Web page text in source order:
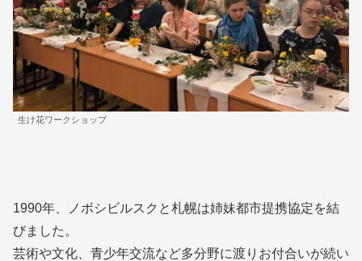
生け花ワークショップ
1990年、ノボシビルスクと札幌は姉妹都市提携協定を結
びました。
芸術や文化、青少年交流など多分野に渡りお付合いが続い